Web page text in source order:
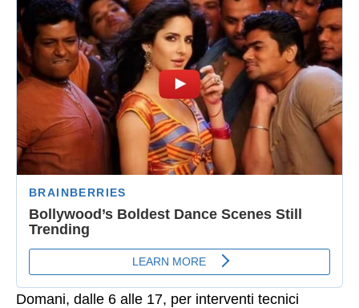
Domani, dalle 6 alle 17, per interventi tecnici